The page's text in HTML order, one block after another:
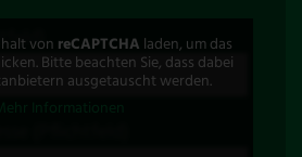
von reCAPTCHA laden, um das
Bitte beachten Sie, dass dabei
ausgetauscht werden.
Informationen